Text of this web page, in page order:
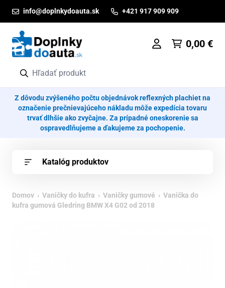
info@doplnkydoauta.sk +421 917 909 909
0,00 €
Z dôvodu zvýšeného počtu objednávok reflexných plachiet na
označenie prečnievajúceho nákladu môže expedícia tovaru
trvať dlhšie ako zvyčajne. Za prípadné oneskorenie sa
ospravedlňujeme a ďakujeme za pochopenie.
Katalóg produktov
Domov › Vaničky do kufra › Vaničky gumové › Vanička do
kufra gumová Gledring BMW X4 G02 od 2018